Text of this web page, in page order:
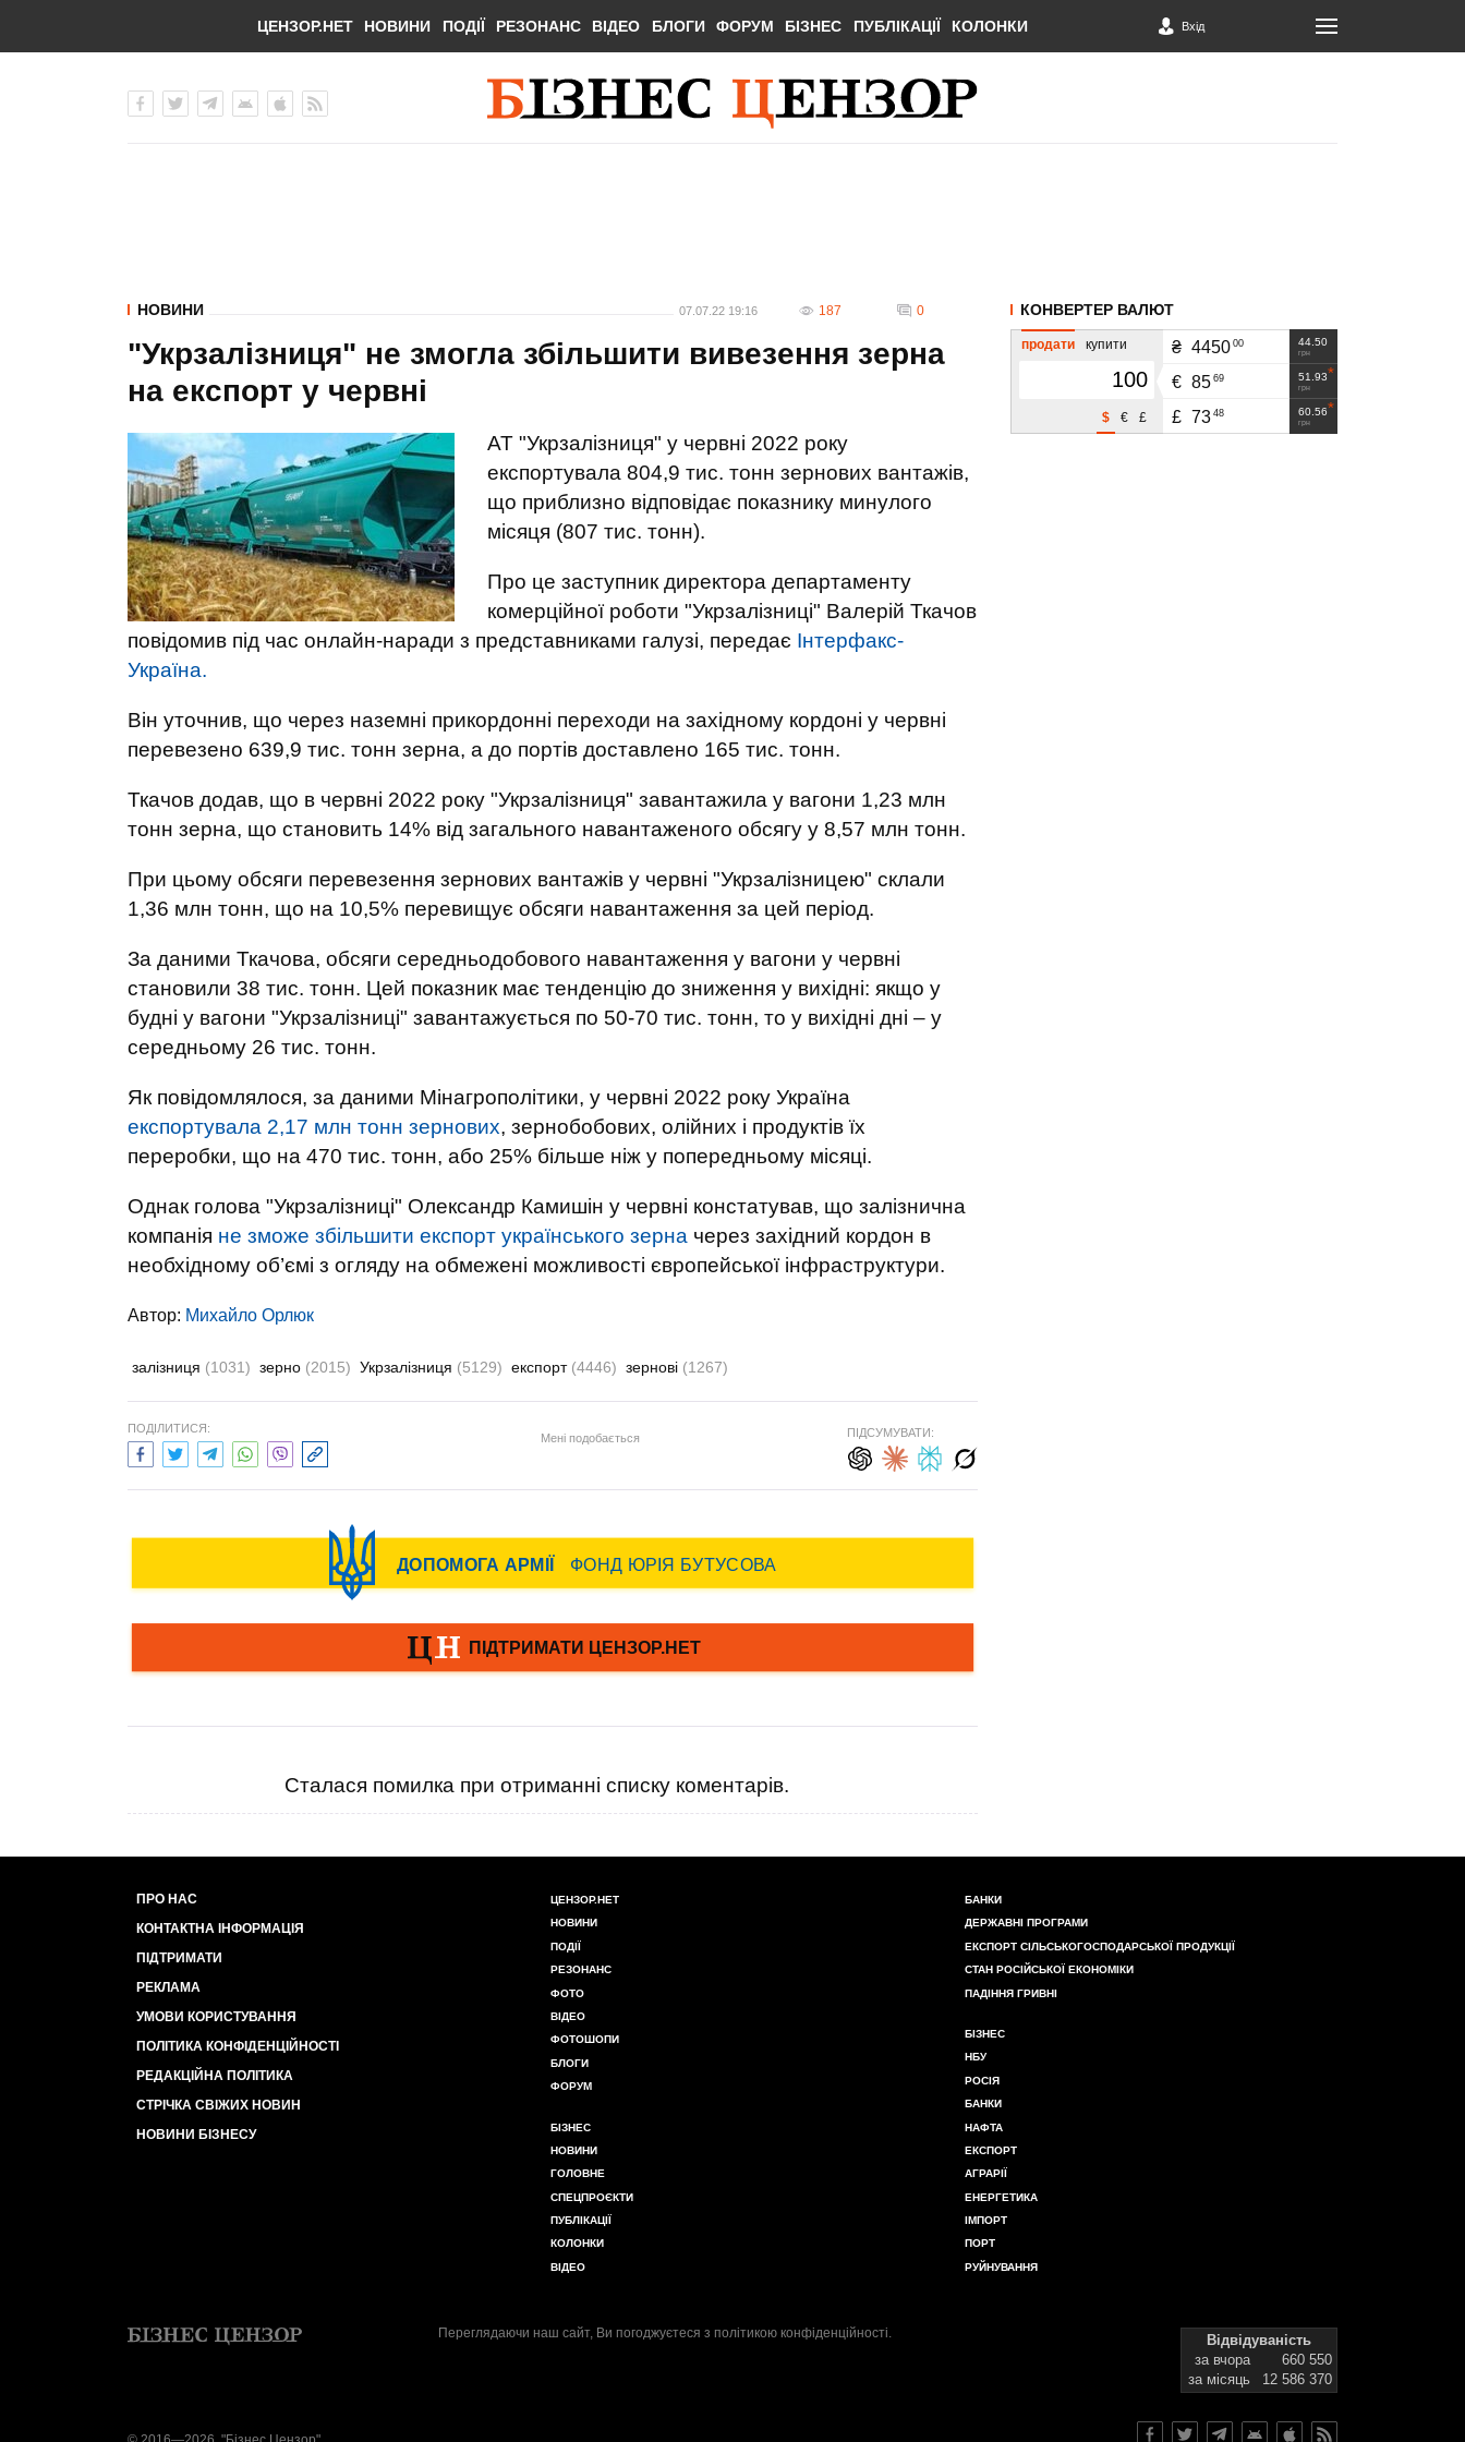
ЦЕНЗОР.НЕТ НОВИНИ ПОДІЇ РЕЗОНАНС ВІДЕО БЛОГИ ФОРУМ БІЗНЕС ПУБЛІКАЦІЇ КОЛОНКИ Вхід
НОВИНИ 07.07.22 19:16 187 0
"Укрзалізниця" не змогла збільшити вивезення зерна
на експорт у червні
АТ "Укрзалізниця" у червні 2022 року
експортувала 804,9 тис. тонн зернових вантажів,
що приблизно відповідає показнику минулого
місяця (807 тис. тонн).
Про це заступник директора департаменту
комерційної роботи "Укрзалізниці" Валерій Ткачов
повідомив під час онлайн-наради з представниками галузі, передає Інтерфакс-
Україна.
Він уточнив, що через наземні прикордонні переходи на західному кордоні у червні
перевезено 639,9 тис. тонн зерна, а до портів доставлено 165 тис. тонн.
Ткачов додав, що в червні 2022 року "Укрзалізниця" завантажила у вагони 1,23 млн
тонн зерна, що становить 14% від загального навантаженого обсягу у 8,57 млн тонн.
При цьому обсяги перевезення зернових вантажів у червні "Укрзалізницею" склали
1,36 млн тонн, що на 10,5% перевищує обсяги навантаження за цей період.
За даними Ткачова, обсяги середньодобового навантаження у вагони у червні
становили 38 тис. тонн. Цей показник має тенденцію до зниження у вихідні: якщо у
будні у вагони "Укрзалізниці" завантажується по 50-70 тис. тонн, то у вихідні дні – у
середньому 26 тис. тонн.
Як повідомлялося, за даними Мінагрополітики, у червні 2022 року Україна
експортувала 2,17 млн тонн зернових, зернобобових, олійних і продуктів їх
переробки, що на 470 тис. тонн, або 25% більше ніж у попередньому місяці.
Однак голова "Укрзалізниці" Олександр Камишін у червні констатував, що залізнична
компанія не зможе збільшити експорт українського зерна через західний кордон в
необхідному об’ємі з огляду на обмежені можливості європейської інфраструктури.
Автор: Михайло Орлюк
залізниця (1031) зерно (2015) Укрзалізниця (5129) експорт (4446) зернові (1267)
ПОДІЛИТИСЯ:
Мені подобається ПІДСУМУВАТИ:
Сталася помилка при отриманні списку коментарів.
КОНВЕРТЕР ВАЛЮТ
продати купити
£
€
$
44.50
грн
₴ 4450 00
51.93
грн
€ 85 69
60.56
грн
£ 73 48
ПРО НАС
КОНТАКТНА ІНФОРМАЦІЯ
ПІДТРИМАТИ
РЕКЛАМА
УМОВИ КОРИСТУВАННЯ
ПОЛІТИКА КОНФІДЕНЦІЙНОСТІ
РЕДАКЦІЙНА ПОЛІТИКА
СТРІЧКА СВІЖИХ НОВИН
НОВИНИ БІЗНЕСУ
ЦЕНЗОР.НЕТ
НОВИНИ
ПОДІЇ
РЕЗОНАНС
ФОТО
ВІДЕО
ФОТОШОПИ
БЛОГИ
ФОРУМ
БІЗНЕС
НОВИНИ
ГОЛОВНЕ
СПЕЦПРОЄКТИ
ПУБЛІКАЦІЇ
КОЛОНКИ
ВІДЕО
БАНКИ
ДЕРЖАВНІ ПРОГРАМИ
ЕКСПОРТ СІЛЬСЬКОГОСПОДАРСЬКОЇ ПРОДУКЦІЇ
СТАН РОСІЙСЬКОЇ ЕКОНОМІКИ
ПАДІННЯ ГРИВНІ
БІЗНЕС
НБУ
РОСІЯ
БАНКИ
НАФТА
ЕКСПОРТ
АГРАРІЇ
ЕНЕРГЕТИКА
ІМПОРТ
ПОРТ
РУЙНУВАННЯ
Переглядаючи наш сайт, Ви погоджуєтеся з політикою конфіденційності.
Відвідуваність
за вчора
660 550
за місяць
12 586 370